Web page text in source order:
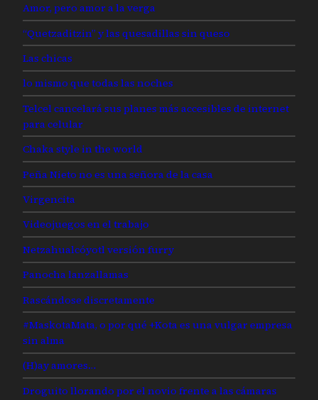
Amor, pero amor a la verga
“Quetzaditzin” y las quesadillas sin queso
Las chicas
lo mismo que todas las noches
Telcel cancelará sus planes más accesibles de internet
para celular
Chaka style in the world
Peña Nieto no es una señora de la casa
Virgencita
Videojuegos en el trabajo
Netzahualcóyotl versión furry
Panocha lanzallamas
Rascándose discretamente
#MaskotaMata, o por qué +Kota es una vulgar empresa
sin alma
(H)ay amores…
Droguito llorando por el novio frente a las cámaras